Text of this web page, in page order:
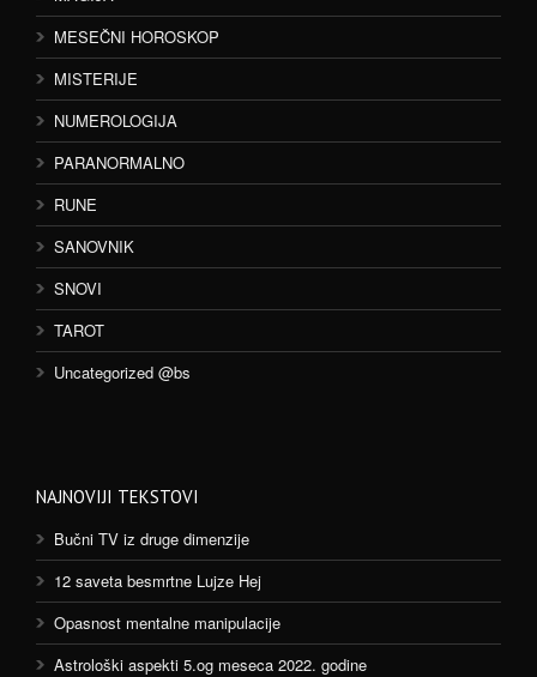
MESEČNI HOROSKOP
MISTERIJE
NUMEROLOGIJA
PARANORMALNO
RUNE
SANOVNIK
SNOVI
TAROT
Uncategorized @bs
NAJNOVIJI TEKSTOVI
Bučni TV iz druge dimenzije
12 saveta besmrtne Lujze Hej
Opasnost mentalne manipulacije
Astrološki aspekti 5.og meseca 2022. godine